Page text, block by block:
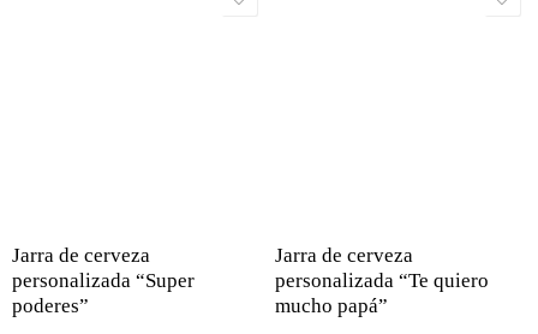
Jarra de cerveza
personalizada “Super
poderes”
Jarra de cerveza
personalizada “Te quiero
mucho papá”